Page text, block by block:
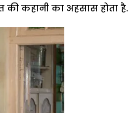
की कहानी का अहसास होता है.